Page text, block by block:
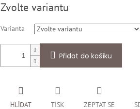
cena:
Zvolte variantu
Varianta
Přidat do košíku
TISK ZEPTAT SE
HLÍDAT